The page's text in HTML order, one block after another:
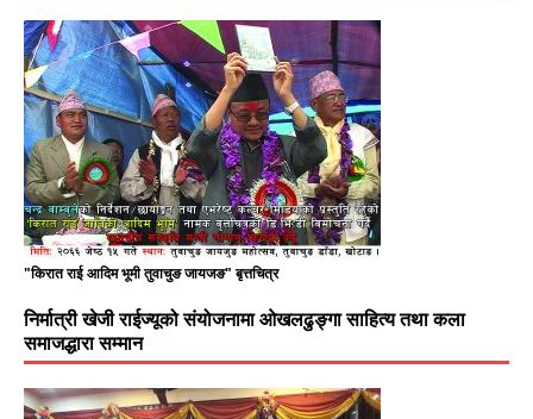
"किरात राई आदिम भूमी तुवाचुङ जायजङ" बृत्तचित्र
निर्मात्री खेजी राईज्यूको संयोजनामा ओखलढुङ्गा साहित्य तथा कला
समाजद्धारा सम्मान